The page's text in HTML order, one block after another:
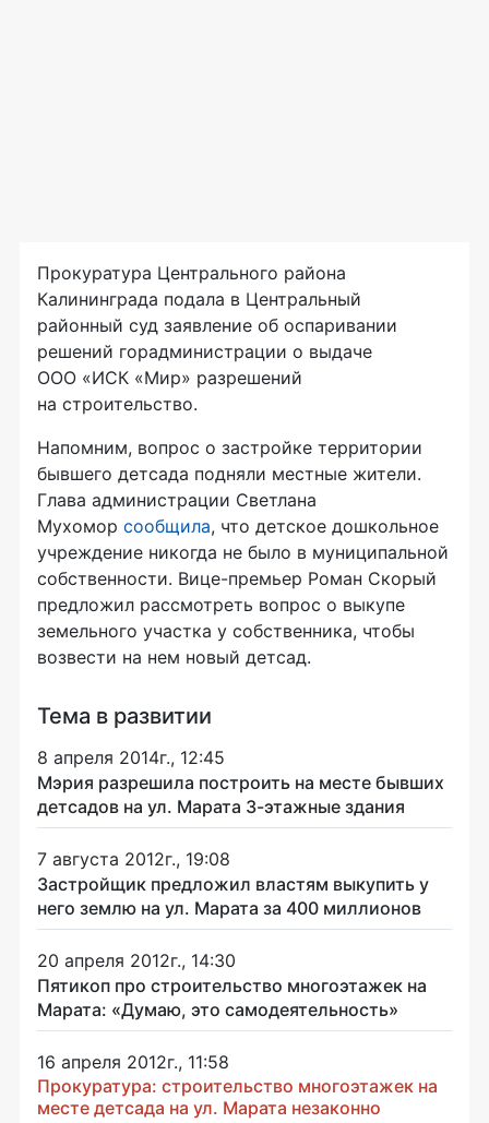
Прокуратура Центрального района
Калининграда подала в Центральный
районный суд заявление об оспаривании
решений горадминистрации о выдаче
ООО «ИСК «Мир» разрешений
на строительство.
Напомним, вопрос о застройке территории
бывшего детсада подняли местные жители.
Глава администрации Светлана
Мухомор сообщила, что детское дошкольное
учреждение никогда не было в муниципальной
собственности. Вице-премьер Роман Скорый
предложил рассмотреть вопрос о выкупе
земельного участка у собственника, чтобы
возвести на нем новый детсад.
Тема в развитии
8 апреля 2014г., 12:45
Мэрия разрешила построить на месте бывших
детсадов на ул. Марата 3-этажные здания
7 августа 2012г., 19:08
Застройщик предложил властям выкупить у
него землю на ул. Марата за 400 миллионов
20 апреля 2012г., 14:30
Пятикоп про строительство многоэтажек на
Марата: «Думаю, это самодеятельность»
16 апреля 2012г., 11:58
Прокуратура: строительство многоэтажек на
месте детсада на ул. Марата незаконно